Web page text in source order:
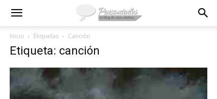
Inicio Etiquetas Canción
Etiqueta: canción